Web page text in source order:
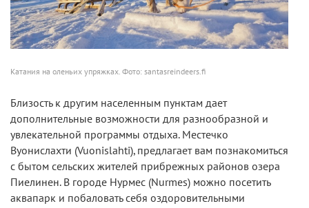
Катания на оленьих упряжках. Фото: santasreindeers.fi
Близость к другим населенным пунктам дает
дополнительные возможности для разнообразной и
увлекательной программы отдыха. Местечко
Вуонислахти (Vuonislahti), предлагает вам познакомиться
с бытом сельских жителей прибрежных районов озера
Пиелинен. В городе Нурмес (Nurmes) можно посетить
аквапарк и побаловать себя оздоровительными